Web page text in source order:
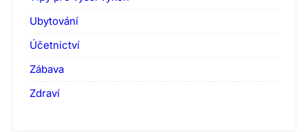
Ubytování
Účetnictví
Zábava
Zdraví